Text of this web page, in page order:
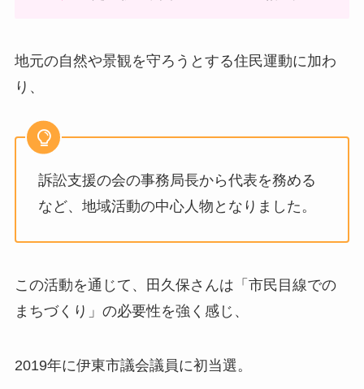
地元の自然や景観を守ろうとする住民運動に加わ
り、
訴訟支援の会の事務局長から代表を務める
など、地域活動の中心人物となりました。
この活動を通じて、田久保さんは「市民目線での
まちづくり」の必要性を強く感じ、
2019年に伊東市議会議員に初当選。